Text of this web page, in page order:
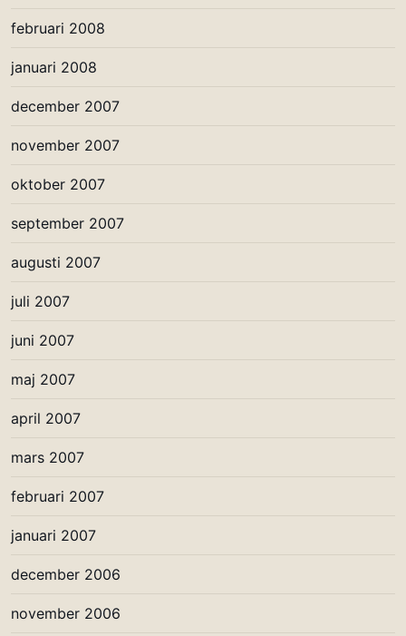
februari 2008
januari 2008
december 2007
november 2007
oktober 2007
september 2007
augusti 2007
juli 2007
juni 2007
maj 2007
april 2007
mars 2007
februari 2007
januari 2007
december 2006
november 2006